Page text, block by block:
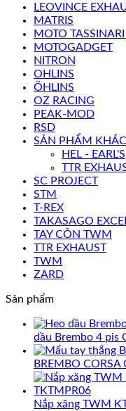
LEOVINCE
MATRIS
MOTO
MOTOGADGET
NITRON
OHLINS
ÖHLINS
OZ RACING
PEAK-MOD
RSD
SẢN PHẨM KHÁC
HEL - EARL'S
TTR
SC PROJECT
STM
T-REX
TAKASAGO
TAY CÔN TWM
TTR EXHAUST
TWM
ZARD
Sản phẩm
dầu Brembo 4 pis
BREMBO CORSA
Nắp xăng TWM